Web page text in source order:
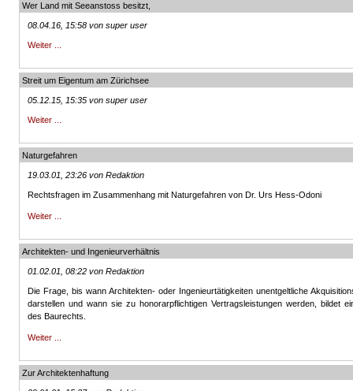
Wer Land mit Seeanstoss besitzt,
08.04.16, 15:58 von super user
Weiter ...
Streit um Eigentum am Zürichsee
05.12.15, 15:35 von super user
Weiter ...
Naturgefahren
19.03.01, 23:26 von Redaktion
Rechtsfragen im Zusammenhang mit Naturgefahren von Dr. Urs Hess-Odoni
Weiter ...
Architekten- und Ingenieurverhältnis
01.02.01, 08:22 von Redaktion
Die Frage, bis wann Architekten- oder Ingenieurtätigkeiten unentgeltliche
darstellen und wann sie zu honorarpflichtigen Vertragsleistungen werden, bildet
des Baurechts.
Weiter ...
Zur Architektenhaftung